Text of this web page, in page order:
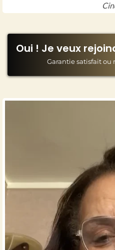
Oui ! Je veux
Garantie satisfait ou